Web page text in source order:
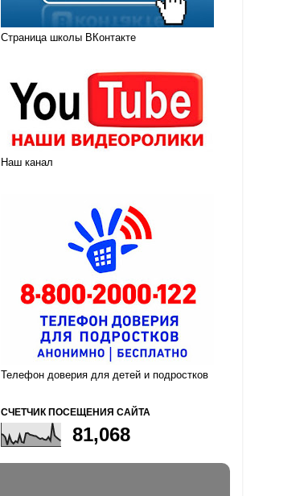
Страница школы ВКонтакте
Наш канал
Телефон доверия для детей и подростков
СЧЕТЧИК ПОСЕЩЕНИЯ САЙТА
81,068